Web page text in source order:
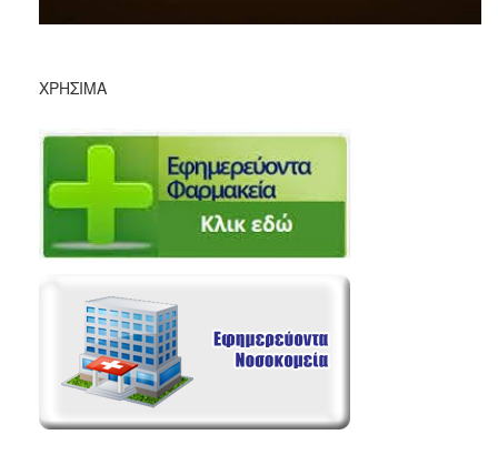
ΧΡΉΣΙΜΑ